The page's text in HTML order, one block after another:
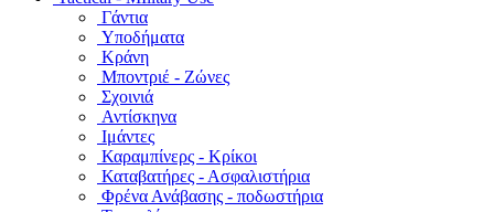
Γάντια
Υποδήματα
Κράνη
Μποντριέ - Ζώνες
Σχοινιά
Αντίσκηνα
Ιμάντες
Καραμπίνερς - Κρίκοι
Καταβατήρες - Ασφαλιστήρια
Φρένα Ανάβασης - ποδωστήρια